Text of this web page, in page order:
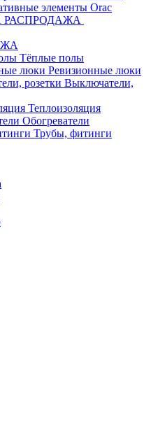
элементы Orac
РАСПРОДАЖА
Тёплые полы
Ревизионные люки
Выключатели,
Теплоизоляция
Обогреватели
Трубы, фитинги